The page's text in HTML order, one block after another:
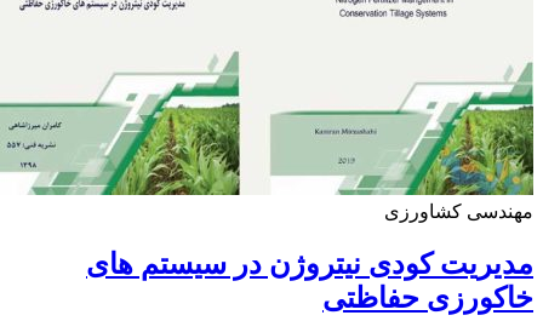
کشاورزی
کودی نیتروژن در سیستم های
حفاظتی